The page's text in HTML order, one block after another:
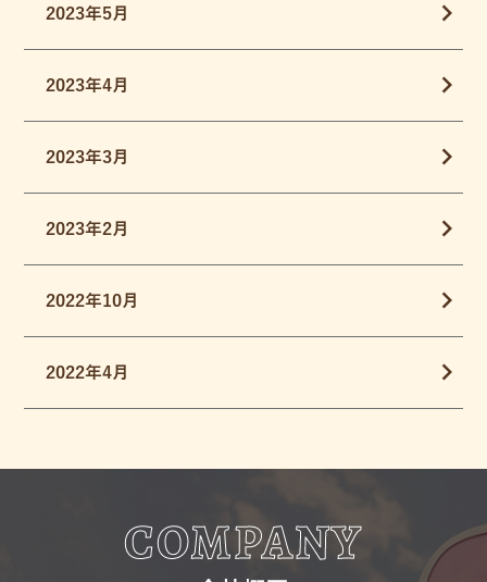
2023年5月
2023年4月
2023年3月
2023年2月
2022年10月
2022年4月
COMPANY